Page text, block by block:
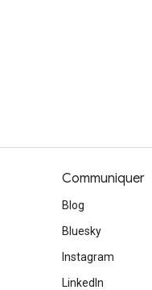
Communiquer
Blog
Bluesky
Instagram
LinkedIn